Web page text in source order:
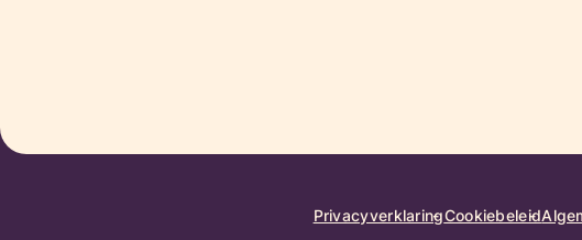
PrivacyverklaringCookiebeleid